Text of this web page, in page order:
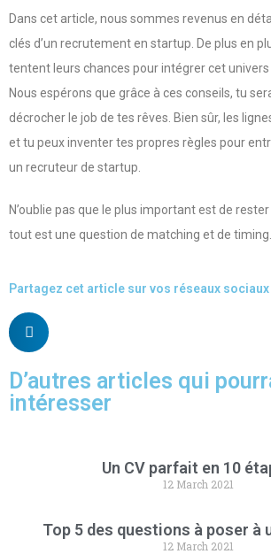
Dans cet article, nous sommes revenus en
clés d’un recrutement en startup. De plus en
tentent leurs chances pour intégrer cet
Nous espérons que grâce à ces conseils, tu
décrocher le job de tes rêves. Bien sûr, les
et tu peux inventer tes propres règles pour
un recruteur de startup.
N’oublie pas que le plus important est de
tout est une question de matching et de timing.
Partagez cet article sur vos réseaux sociaux
D’autres articles qui
intéresser
Un CV parfait en 10
12 March 2021
Top 5 des questions à poser à
12 March 2021